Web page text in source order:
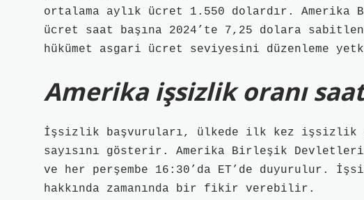
ortalama aylık ücret 1.550 dolardır.
ücret saat başına 2024’te 7,25 dolara
hükümet asgari ücret seviyesini düzenleme
Amerika işsizlik oranı
İşsizlik başvuruları, ülkede ilk kez işsizlik
sayısını gösterir. Amerika Birleşik
ve her perşembe 16:30’da ET’de duyurulur.
hakkında zamanında bir fikir verebilir.